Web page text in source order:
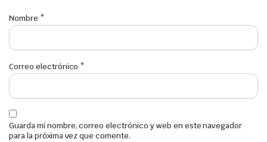
Nombre *
Correo electrónico *
Guarda mi nombre, correo electrónico y web en este navegador
para la próxima vez que comente.